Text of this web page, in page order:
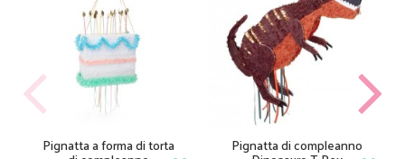
Pignatta a forma di torta Pignatta di compleanno